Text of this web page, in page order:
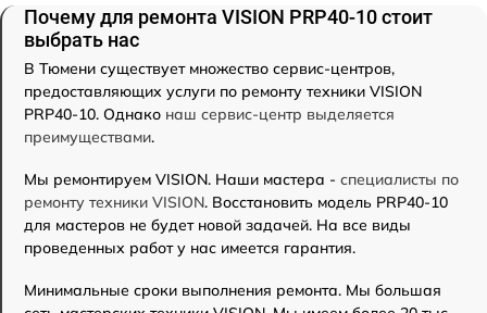
Почему для ремонта VISION PRP40-10 стоит
выбрать нас
В Тюмени существует множество сервис-центров,
предоставляющих услуги по ремонту техники VISION
PRP40-10. Однако наш сервис-центр выделяется
преимуществами.
Мы ремонтируем VISION. Наши мастера - специалисты по
ремонту техники VISION. Восстановить модель PRP40-10
для мастеров не будет новой задачей. На все виды
проведенных работ у нас имеется гарантия.
Минимальные сроки выполнения ремонта. Мы большая